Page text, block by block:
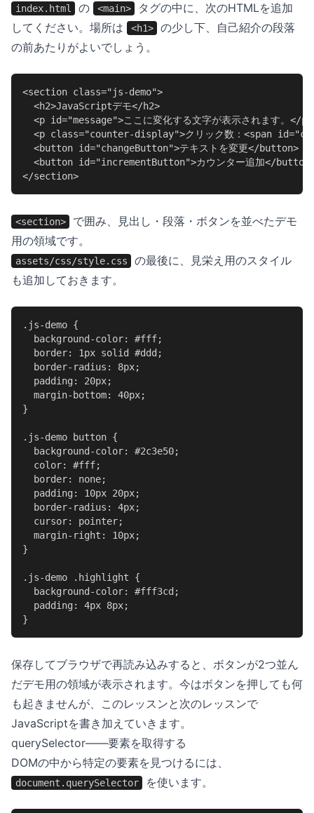
index.html の <main>
タグの中に、次のHTMLを追加
してください。場所は
<h1>
の少し下、自己紹介の段落
の前あたりがよいでしょう。
<section class="js-demo">
  <h2>JavaScriptデモ</h2>
  <p id="message">ここに変化する文字が表示されます。</p>
<p class="counter-display">クリック数：<span
  <button id="changeButton">テキストを変更</button>
<button id="incrementButton">カウンター追加</
</section>
<section>
で囲み、見出し・段落・ボタンを並べたデモ
用の領域です。
assets/css/style.css
の最後に、見栄え用のスタイル
も追加しておきます。
.js-demo {
  background-color: #fff;
  border: 1px solid #ddd;
  border-radius: 8px;
  padding: 20px;
  margin-bottom: 40px;
}
.js-demo button {
  background-color: #2c3e50;
  color: #fff;
  border: none;
  padding: 10px 20px;
  border-radius: 4px;
  cursor: pointer;
  margin-right: 10px;
}
.js-demo .highlight {
  background-color: #fff3cd;
  padding: 4px 8px;
}
保存してブラウザで再読み込みすると、ボタンが2つ並ん
だデモ用の領域が表示されます。今はボタンを押しても何
も起きませんが、このレッスンと次のレッスンで
JavaScriptを書き加えていきます。
querySelector——要素を取得する
DOMの中から特定の要素を見つけるには、
document.querySelector を使います。